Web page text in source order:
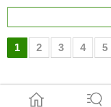
1 2 3 4 5